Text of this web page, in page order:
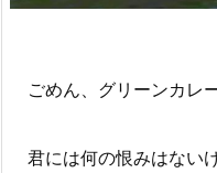
ごめん、グリーンカレ
君には何の恨みはない